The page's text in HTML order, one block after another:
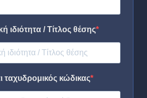
ιδιότητα / Τίτλος θέσης
ταχυδρομικός κώδικας